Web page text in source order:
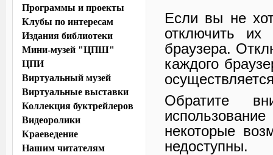
Если вы не
отключить их
браузера.
каждого
Обратите
некоторые
недоступны.
Программы и проекты
Клубы по интересам
Издания библиотеки
Мини-музей "ЦПШ"
ЦПИ
Виртуальный музей
Виртуальные выставки
Коллекция буктрейлеров
Видеоролики
Краеведение
Нашим читателям